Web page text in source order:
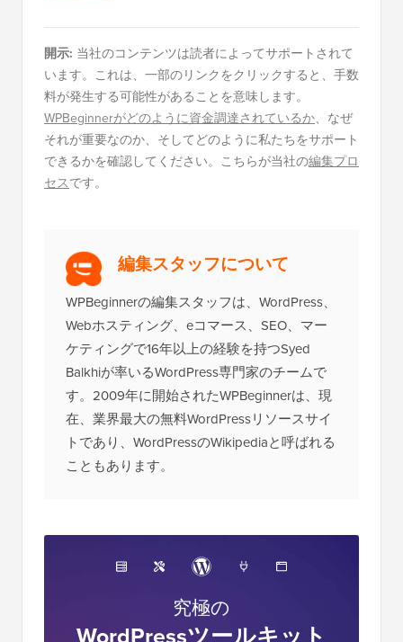
開示: 当社のコンテンツは読者によってサポートされて
います。これは、一部のリンクをクリックすると、手数
料が発生する可能性があることを意味します。
WPBeginnerがどのように資金調達されているか、なぜ
それが重要なのか、そしてどのように私たちをサポート
できるかを確認してください。こちらが当社の編集プロ
セスです。
編集スタッフについて
WPBeginnerの編集スタッフは、WordPress、
Webホスティング、eコマース、SEO、マー
ケティングで16年以上の経験を持つSyed
Balkhiが率いるWordPress専門家のチームで
す。2009年に開始されたWPBeginnerは、現
在、業界最大の無料WordPressリソースサイ
トであり、WordPressのWikipediaと呼ばれる
こともあります。
究極の
WordPressツールキット